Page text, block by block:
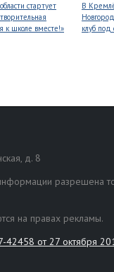
стартует
к школе вместе!»
В
клуб
д. 8
разрешена
на правах рекламы.
от 27 октября